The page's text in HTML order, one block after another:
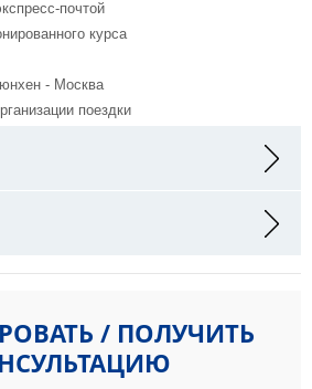
почтой
курса
- Москва
поездки
/ ПОЛУЧИТЬ